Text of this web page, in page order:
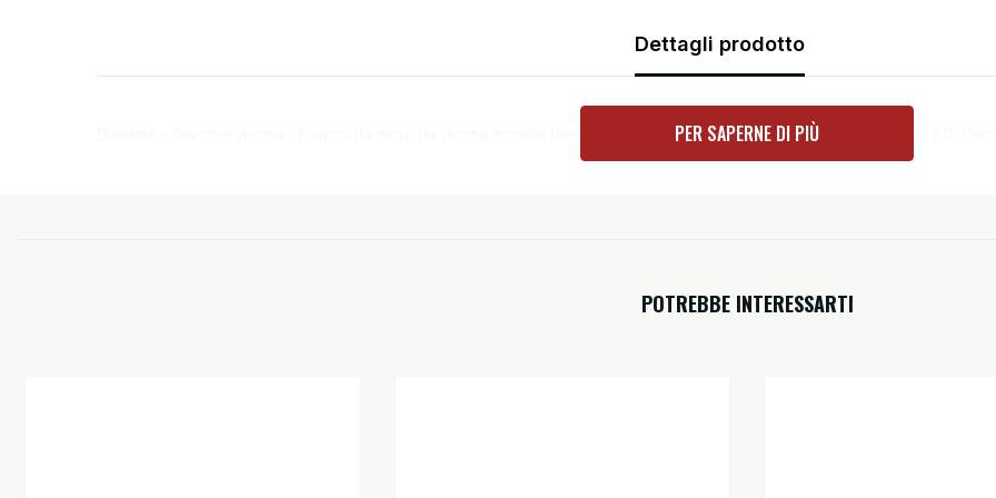
Dettagli prodotto
Dainese - Giacche donna - Giacca da moto da donna in pelle bovina tutu con inserti elasticizzati S1 e Microelastic 2.0.
PER SAPERNE DI PIÙ
POTREBBE INTERESSARTI